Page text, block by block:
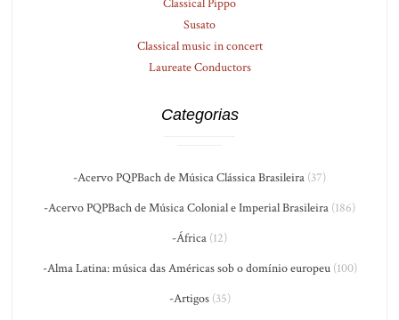
Classical Pippo
Susato
Classical music in concert
Laureate Conductors
Categorias
-Acervo PQPBach de Música Clássica Brasileira (37)
-Acervo PQPBach de Música Colonial e Imperial Brasileira (186)
-África (12)
-Alma Latina: música das Américas sob o domínio europeu(100)
-Artigos(35)